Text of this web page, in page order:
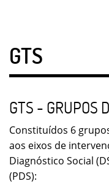
GTS
GTS - GRUPOS
Constituídos 6
aos eixos de
Diagnóstico Social
(PDS):